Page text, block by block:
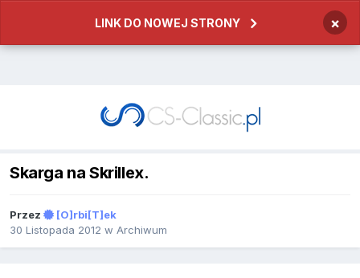
LINK DO NOWEJ STRONY ×
Skarga na Skrillex.
Przez
[O]rbi[T]ek
30 Listopada 2012 w Archiwum